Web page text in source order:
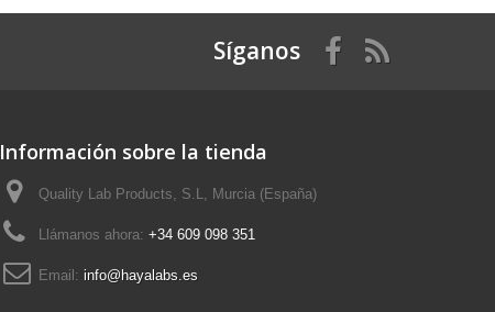
Síganos
Información sobre la tienda
Quality Lab Products, S.L, Murcia (España)
Llámanos ahora: +34 609 098 351
Email: info@hayalabs.es